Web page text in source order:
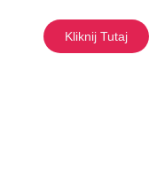
Kliknij Tutaj